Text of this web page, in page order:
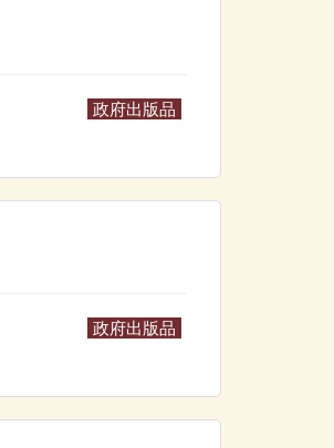
政府出版品
政府出版品